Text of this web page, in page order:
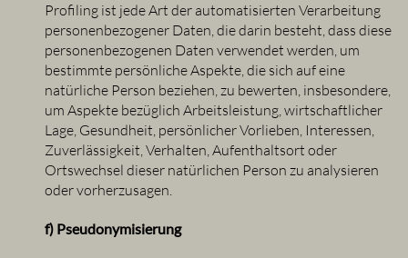
Profiling ist jede Art der automatisierten Verarbeitung
personenbezogener Daten, die darin besteht, dass diese
personenbezogenen Daten verwendet werden, um
bestimmte persönliche Aspekte, die sich auf eine
natürliche Person beziehen, zu bewerten, insbesondere,
um Aspekte bezüglich Arbeitsleistung, wirtschaftlicher
Lage, Gesundheit, persönlicher Vorlieben, Interessen,
Zuverlässigkeit, Verhalten, Aufenthaltsort oder
Ortswechsel dieser natürlichen Person zu analysieren
oder vorherzusagen.
f) Pseudonymisierung